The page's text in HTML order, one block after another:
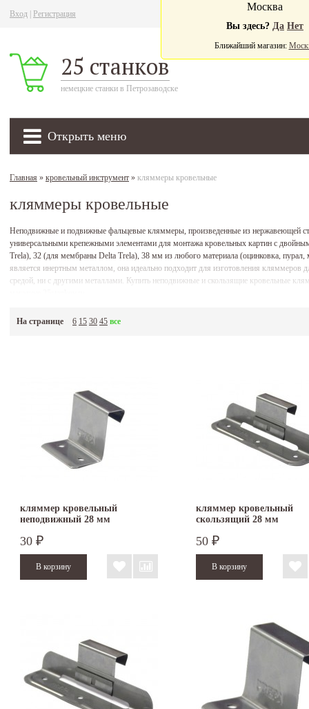
Вход Регистрация
25 станков
немецкие станки в Петрозаводске
Открыть меню
Москва
Вы здесь? Да Нет
Ближайший магазин:
Главная » кровельный инструмент » кляммеры кровельные
кляммеры кровельные
Неподвижные и подвижные фальцевые кляммеры, произведенные из нержавеющей
универсальными крепежными элементами для монтажа кровельных картин с
Trela), 32 (для мембраны Delta Trela), 38 мм из любого материала (оцинковка,
является инертным металлом, она идеально подходит для изготовления кляммеров
средой, ни с другими металлами. Купить неподвижные и скользящие кровельные
На странице 6 15 30 45 все
кляммер кровельный
неподвижный 28 мм
30 ₽
кляммер кровельный
скользящий 28 мм
50 ₽